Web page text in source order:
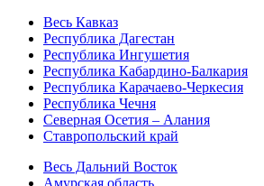
Весь Кавказ
Республика Дагестан
Республика Ингушетия
Республика Кабардино-Балкария
Республика Карачаево-Черкесия
Республика Чечня
Северная Осетия – Алания
Ставропольский край
Весь Дальний Восток
Амурская область